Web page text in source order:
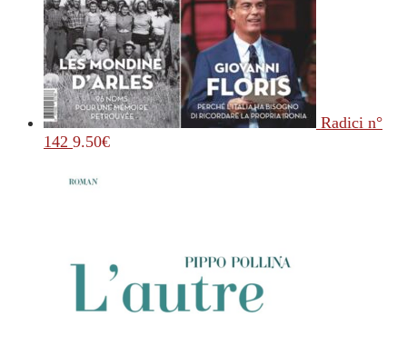
Radici n°
142 9.50€